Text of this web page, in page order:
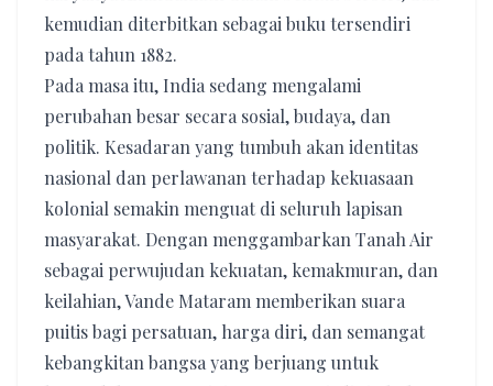
kemudian diterbitkan sebagai buku tersendiri
pada tahun 1882.
Pada masa itu, India sedang mengalami
perubahan besar secara sosial, budaya, dan
politik. Kesadaran yang tumbuh akan identitas
nasional dan perlawanan terhadap kekuasaan
kolonial semakin menguat di seluruh lapisan
masyarakat. Dengan menggambarkan Tanah Air
sebagai perwujudan kekuatan, kemakmuran, dan
keilahian, Vande Mataram memberikan suara
puitis bagi persatuan, harga diri, dan semangat
kebangkitan bangsa yang berjuang untuk